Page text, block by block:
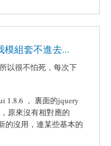
模組套不進去...
以很不怕死，每次下
1.8.6 ， 裏面的jquery
原來沒有相對應的
的沒用，連某些基本的